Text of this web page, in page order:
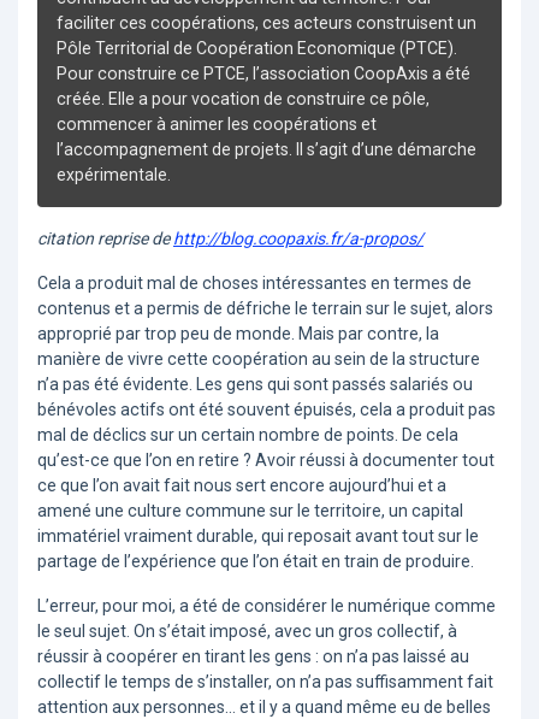
faciliter ces coopérations, ces acteurs construisent un
Pôle Territorial de Coopération Economique (PTCE).
Pour construire ce PTCE, l’association CoopAxis a été
créée. Elle a pour vocation de construire ce pôle,
commencer à animer les coopérations et
l’accompagnement de projets. Il s’agit d’une démarche
expérimentale.
citation reprise dehttp://blog.coopaxis.fr/a-propos/
Cela a produit mal de choses intéressantes en termes de
contenus et a permis de défriche le terrain sur le sujet, alors
approprié par trop peu de monde. Mais par contre, la
manière de vivre cette coopération au sein de la structure
n’a pas été évidente. Les gens qui sont passés salariés ou
bénévoles actifs ont été souvent épuisés, cela a produit pas
mal de déclics sur un certain nombre de points. De cela
qu’est-ce que l’on en retire ? Avoir réussi à documenter tout
ce que l’on avait fait nous sert encore aujourd’hui et a
amené une culture commune sur le territoire, un capital
immatériel vraiment durable, qui reposait avant tout sur le
partage de l’expérience que l’on était en train de produire.
L’erreur, pour moi, a été de considérer le numérique comme
le seul sujet. On s’était imposé, avec un gros collectif, à
réussir à coopérer en tirant les gens : on n’a pas laissé au
collectif le temps de s’installer, on n’a pas suffisamment fait
attention aux personnes... et il y a quand même eu de belles